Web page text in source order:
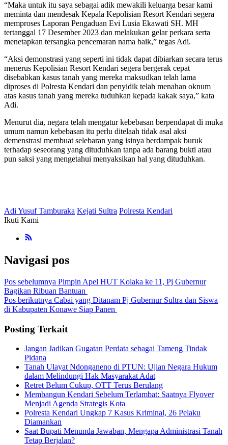
“Maka untuk itu saya sebagai adik mewakili keluarga besar kami
meminta dan mendesak Kepala Kepolisian Resort Kendari segera
memproses Laporan Pengaduan Evi Lusia Ekawati SH. MH
tertanggal 17 Desember 2023 dan melakukan gelar perkara serta
menetapkan tersangka pencemaran nama baik,” tegas Adi.
“Aksi demonstrasi yang seperti ini tidak dapat dibiarkan secara terus
menerus Kepolisian Resort Kendari segera bergerak cepat
disebabkan kasus tanah yang mereka maksudkan telah lama
diproses di Polresta Kendari dan penyidik telah menahan oknum
atas kasus tanah yang mereka tuduhkan kepada kakak saya,” kata
Adi.
Menurut dia, negara telah mengatur kebebasan berpendapat di muka
umum namun kebebasan itu perlu ditelaah tidak asal aksi
demenstrasi membuat selebaran yang isinya berdampak buruk
terhadap seseorang yang dituduhkan tanpa ada barang bukti atau
pun saksi yang mengetahui menyaksikan hal yang dituduhkan.
Adi Yusuf Tamburaka Kejati Sultra Polresta Kendari
Ikuti Kami
Navigasi pos
Pos sebelumnya Pimpin Apel HUT Kolaka ke 11, Pj Gubernur
Bagikan Ribuan Bantuan
Pos berikutnya Cabai yang Ditanam Pj Gubernur Sultra dan Siswa
di Kabupaten Konawe Siap Panen
Posting Terkait
Jangan Jadikan Gugatan Perdata sebagai Tameng Tindak
Pidana
Tanah Ulayat Ndonganeno di PTUN: Ujian Negara Hukum
dalam Melindungi Hak Masyarakat Adat
Retret Belum Cukup, OTT Terus Berulang
Membangun Kendari Sebelum Terlambat: Saatnya Flyover
Menjadi Agenda Strategis Kota
Polresta Kendari Ungkap 7 Kasus Kriminal, 26 Pelaku
Diamankan
Saat Bupati Menunda Jawaban, Mengapa Administrasi Tanah
Tetap Berjalan?